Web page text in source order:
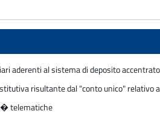
aderenti al sistema di deposito
risultante dal "conto unico" relativo
telematiche